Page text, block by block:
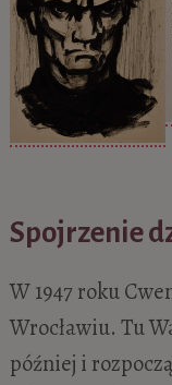
Spojrzenie
W 1947 roku
Wrocławiu. Tu
później i